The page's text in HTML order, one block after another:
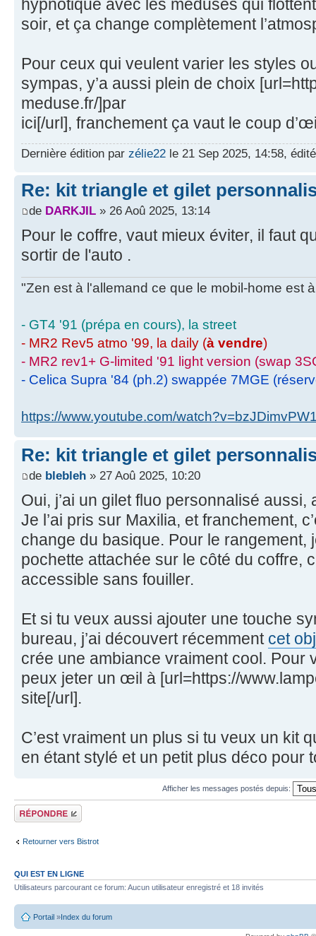
hypnotique avec les méduses qui
soir, et ça change complètement
Pour ceux qui veulent varier les styles
sympas, y’a aussi plein de choix
meduse.fr/]par
ici[/url], franchement ça vaut le coup
Dernière édition par zélie22 le 21 Sep 2025, 14:58,
Re: kit triangle et gilet
de DARKJIL » 26 Aoû 2025, 13:14
Pour le coffre, vaut mieux éviter, il faut
sortir de l'auto .
"Zen est à l'allemand ce que le mobil-home est
- GT4 '91 (prépa en cours), la street
- MR2 Rev5 atmo '99, la daily (à vendre)
- MR2 rev1+ G-limited '91 light version (swap
- Celica Supra '84 (ph.2) swappée 7MGE
https://www.youtube.com/
Re: kit triangle et gilet
de blebleh » 27 Aoû 2025, 10:20
Oui, j’ai un gilet fluo personnalisé
Je l’ai pris sur Maxilia, et franchement,
change du basique. Pour le rangement,
pochette attachée sur le côté du coffre,
accessible sans fouiller.
Et si tu veux aussi ajouter une touche
bureau, j’ai découvert récemment cet
crée une ambiance vraiment cool. Pour
peux jeter un œil à [url=https://
site[/url].
C’est vraiment un plus si tu veux un kit
en étant stylé et un petit plus déco pour
Afficher les messages postés depuis:
Écrire un
commentaire
Retourner vers Bistrot
QUI EST EN LIGNE
Utilisateurs parcourant ce forum: Aucun utilisateur enregistré et 18 invités
Portail »Index du forum